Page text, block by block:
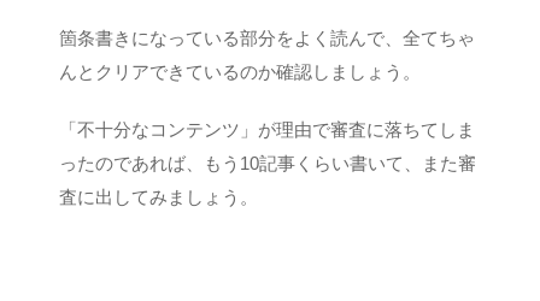
箇条書きになっている部分をよく読んで、全てちゃ
んとクリアできているのか確認しましょう。
「不十分なコンテンツ」が理由で審査に落ちてしま
ったのであれば、もう10記事くらい書いて、また審
査に出してみましょう。